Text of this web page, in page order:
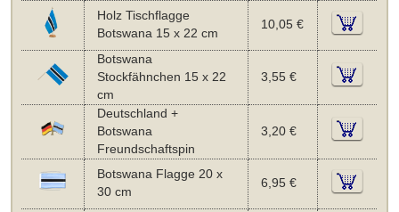
Holz Tischflagge
Botswana 15 x 22 cm
10,05 €
Botswana
Stockfähnchen 15 x 22
cm
3,55 €
Deutschland +
Botswana
Freundschaftspin
3,20 €
Botswana Flagge 20 x
30 cm
6,95 €